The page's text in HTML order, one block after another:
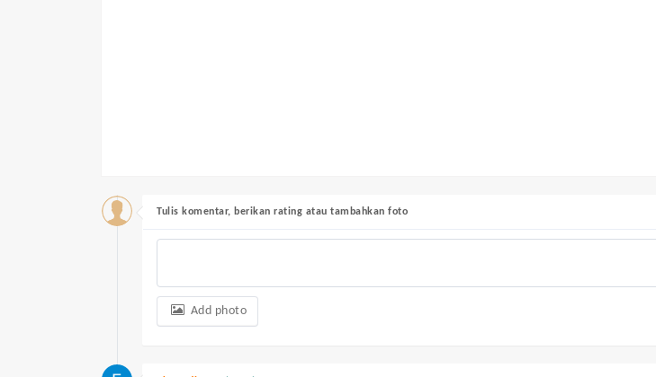
Tulis komentar, berikan rating atau tambahkan foto
Add photo